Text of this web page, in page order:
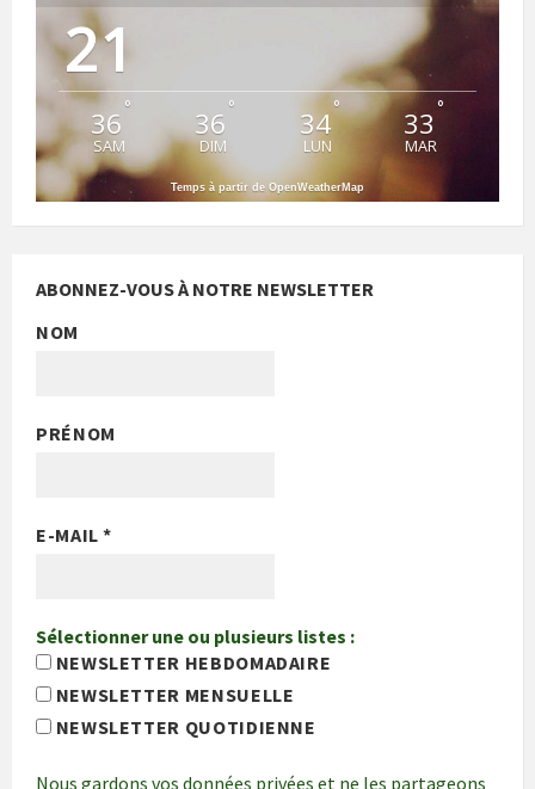
21
36 °
SAM
36 °
DIM
34°
LUN
33 °
MAR
Temps à partir de OpenWeatherMap
ABONNEZ-VOUS À NOTRE NEWSLETTER
NOM
PRÉNOM
E-MAIL*
Sélectionner une ou plusieurs listes :
NEWSLETTER HEBDOMADAIRE
NEWSLETTER MENSUELLE
NEWSLETTER QUOTIDIENNE
Nous gardons vos données privées et ne les partageons